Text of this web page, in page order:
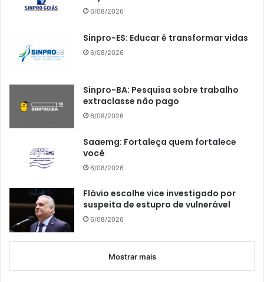
6/08/2026
Sinpro-ES: Educar é transformar vidas
6/08/2026
Sinpro-BA: Pesquisa sobre trabalho
extraclasse não pago
6/08/2026
Saaemg: Fortaleça quem fortalece
você
6/08/2026
Flávio escolhe vice investigado por
suspeita de estupro de vulnerável
6/08/2026
Mostrar mais